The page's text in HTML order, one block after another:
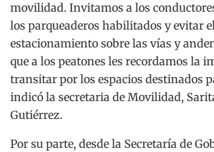
movilidad. Invitamos a los
los parqueaderos habilitados y evitar
estacionamiento sobre las vías y
que a los peatones les recordamos la
transitar por los espacios destinados
indicó la secretaria de Movilidad,
Gutiérrez.
Por su parte, desde la Secretaría de